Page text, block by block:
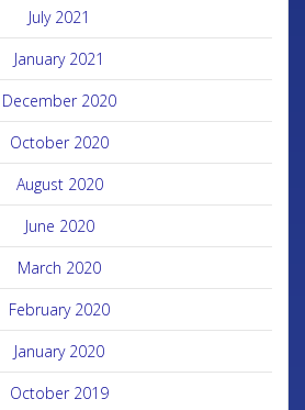
July 2021
January 2021
December 2020
October 2020
August 2020
June 2020
March 2020
February 2020
January 2020
October 2019